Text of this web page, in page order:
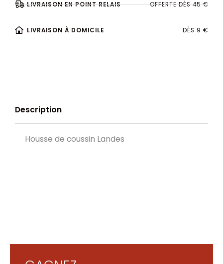
LIVRAISON EN POINT RELAIS OFFERTE DÈS 45 €
LIVRAISON À DOMICILE DÈS 9 €
Description
Housse de coussin Landes